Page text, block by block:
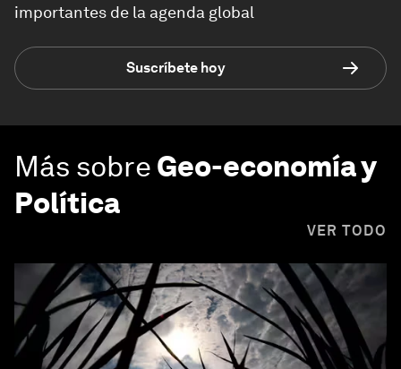
importantes de la agenda global
Suscríbete hoy
Más sobre Geo-economía y
Política
VER TODO